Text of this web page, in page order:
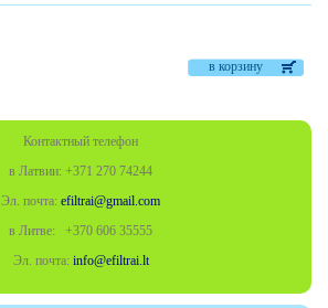
в корзину
Контактный телефон
в Латвии: +371 270 74244
Эл. почта: efiltrai@gmail.com
в Литве: +370 606 35555
Эл. почта: info@efiltrai.lt